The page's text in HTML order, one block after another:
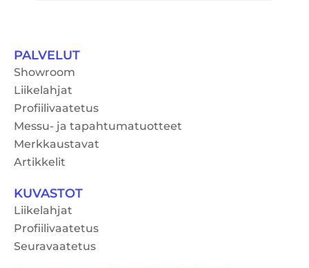
PALVELUT
Showroom
Liikelahjat
Profiilivaatetus
Messu- ja tapahtumatuotteet
Merkkaustavat
Artikkelit
KUVASTOT
Liikelahjat
Profiilivaatetus
Seuravaatetus